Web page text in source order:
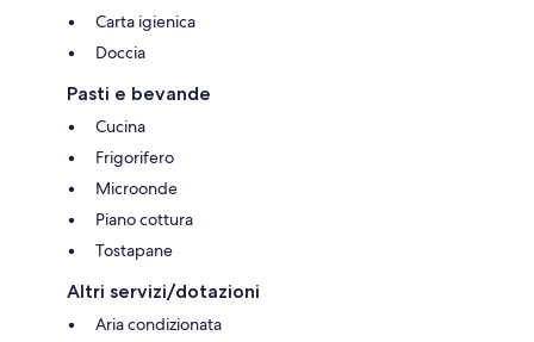
Carta igienica
Doccia
Pasti e bevande
Cucina
Frigorifero
Microonde
Piano cottura
Tostapane
Altri servizi/dotazioni
Aria condizionata